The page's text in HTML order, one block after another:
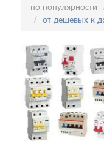
по популярности
от дешевых к